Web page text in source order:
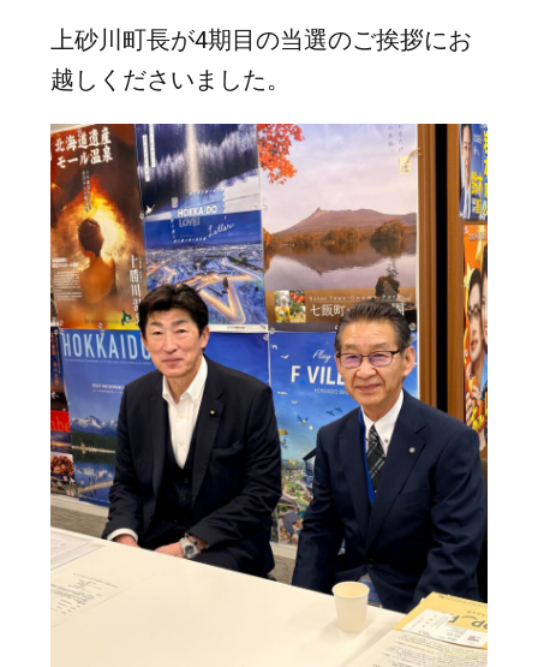
上砂川町長が4期目の当選のご挨拶にお
越しくださいました。